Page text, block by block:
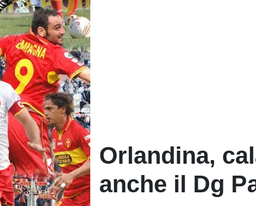
Orlandina,
anche il Dg